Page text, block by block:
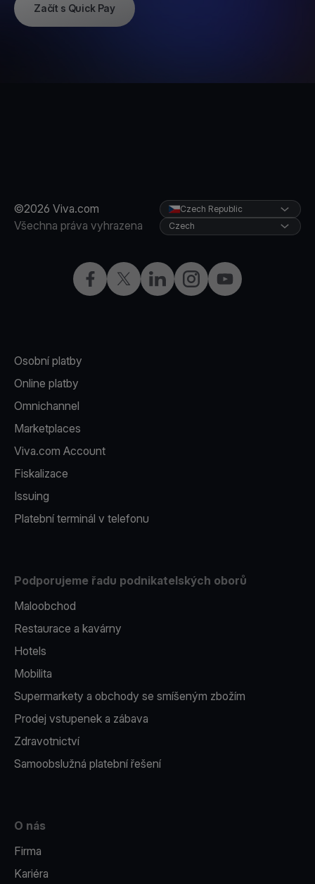
Začít s Quick Pay
©2026 Viva.com
Všechna práva vyhrazena
Facebook
X LinkedInInstagramYouTube
Czech Republic
Czech
Osobní platby
Online platby
Omnichannel
Marketplaces
Viva.com Account
Fiskalizace
Issuing
Platební terminál v telefonu
Podporujeme řadu podnikatelských oborů
Maloobchod
Restaurace a kavárny
Hotels
Mobilita
Supermarkety a obchody se smíšeným zbožím
Prodej vstupenek a zábava
Zdravotnictví
Samoobslužná platební řešení
O nás
Firma
Kariéra